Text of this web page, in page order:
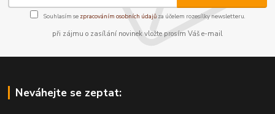
Souhlasím se zpracováním osobních údajůza účelem rozesílky newsletteru.
při zájmu o zasílání novinek vložte prosím Váš e-mail
Neváhejte se zeptat: